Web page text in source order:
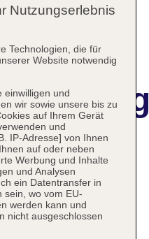
El
Nutzungserlebnis
Technologien, die für
Website notwendig
einwilligen und
wir sowie unsere bis zu
auf Ihrem Gerät
und
IP-Adresse] von Ihnen
auf oder neben
Werbung und Inhalte
und Analysen
ein Datentransfer in
sein, wo vom EU-
werden kann und
nicht ausgeschlossen